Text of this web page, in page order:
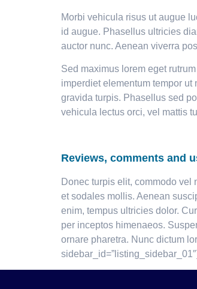
Morbi vehicula risus ut augue
id augue. Phasellus ultricies
auctor nunc. Aenean viverra
Sed maximus lorem eget
imperdiet elementum tempor
gravida turpis. Phasellus sed
vehicula lectus orci, vel mattis
Reviews, comments and
Donec turpis elit, commodo
et sodales mollis. Aenean
enim, tempus ultricies dolor.
per inceptos himenaeos.
ornare pharetra. Nunc dictum